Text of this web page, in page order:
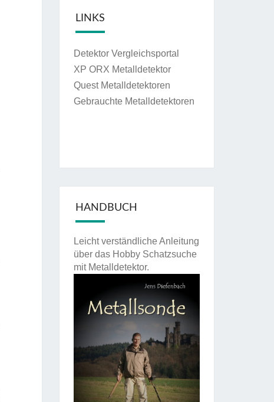
LINKS
Detektor Vergleichsportal
XP ORX Metalldetektor
Quest Metalldetektoren
Gebrauchte Metalldetektoren
HANDBUCH
Leicht verständliche Anleitung
über das Hobby Schatzsuche
mit Metalldetektor.